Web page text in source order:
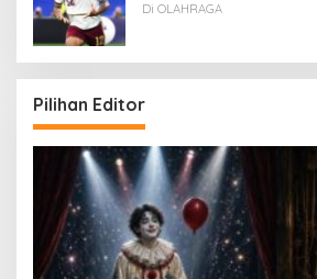
Di OLAHRAGA
Pilihan Editor